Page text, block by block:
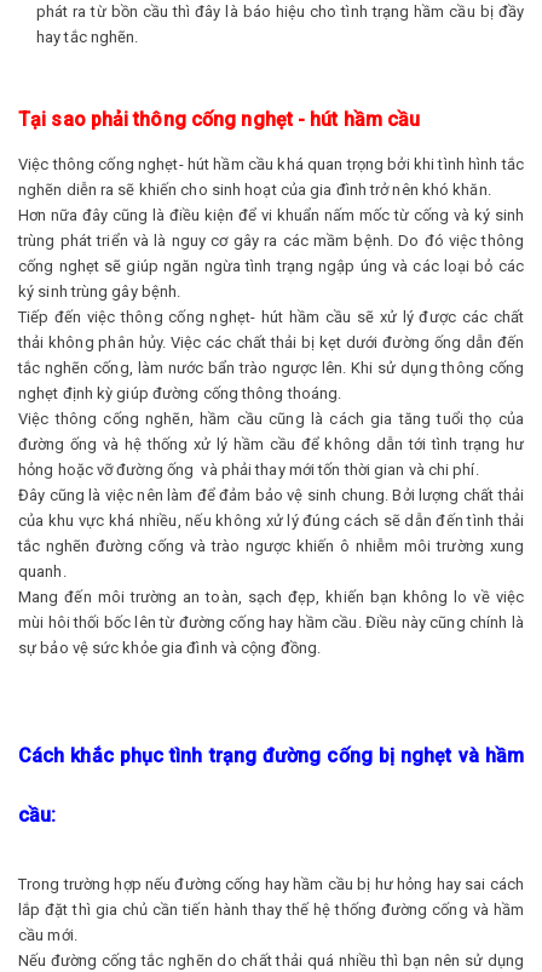
phát ra từ bồn cầu thì đây là báo hiệu cho tình trạng hầm cầu bị đầy
hay tắc nghẽn.
Tại sao phải thông cống nghẹt - hút hầm cầu
Việc thông cống nghẹt- hút hầm cầu khá quan trọng bởi khi tình hình tắc
nghẽn diễn ra sẽ khiến cho sinh hoạt của gia đình trở nên khó khăn.
Hơn nữa đây cũng là điều kiện để vi khuẩn nấm mốc từ cống và ký sinh
trùng phát triển và là nguy cơ gây ra các mầm bệnh. Do đó việc thông
cống nghẹt sẽ giúp ngăn ngừa tình trạng ngập úng và các loại bỏ các
ký sinh trùng gây bệnh.
Tiếp đến việc thông cống nghẹt- hút hầm cầu sẽ xử lý được các chất
thải không phân hủy. Việc các chất thải bị kẹt dưới đường ống dẫn đến
tắc nghẽn cống, làm nước bẩn trào ngược lên. Khi sử dụng thông cống
nghẹt định kỳ giúp đường cống thông thoáng.
Việc thông cống nghẽn, hầm cầu cũng là cách gia tăng tuổi thọ của
đường ống và hệ thống xử lý hầm cầu để không dẫn tới tình trạng hư
hỏng hoặc vỡ đường ống và phải thay mới tốn thời gian và chi phí.
Đây cũng là việc nên làm để đảm bảo vệ sinh chung. Bởi lượng chất thải
của khu vực khá nhiều, nếu không xử lý đúng cách sẽ dẫn đến tình thải
tắc nghẽn đường cống và trào ngược khiến ô nhiễm môi trường xung
quanh.
Mang đến môi trường an toàn, sạch đẹp, khiến bạn không lo về việc
mùi hôi thối bốc lên từ đường cống hay hầm cầu. Điều này cũng chính là
sự bảo vệ sức khỏe gia đình và cộng đồng.
Cách khắc phục tình trạng đường cống bị nghẹt và hầm
cầu:
Trong trường hợp nếu đường cống hay hầm cầu bị hư hỏng hay sai cách
lắp đặt thì gia chủ cần tiến hành thay thế hệ thống đường cống và hầm
cầu mới.
Nếu đường cống tắc nghẽn do chất thải quá nhiều thì bạn nên sử dụng